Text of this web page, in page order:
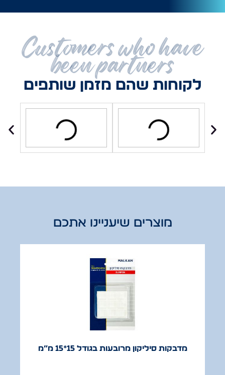
Customers who have
been partners
לקוחות שהם מזמן שותפים
מוצרים שיעניינו אתכם
מדבקות סיליקון מרובעות בגודל 15*15 מ”מ